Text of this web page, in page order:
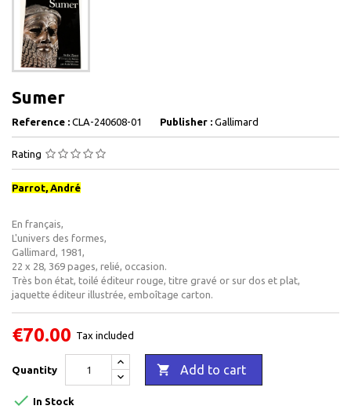
Sumer
Reference : CLA-240608-01 Publisher : Gallimard
Rating
Parrot, André
En français,
L'univers des formes,
Gallimard, 1981,
22 x 28, 369 pages, relié, occasion.
Très bon état, toilé éditeur rouge, titre gravé or sur dos et plat,
jaquette éditeur illustrée, emboîtage carton.
€70.00 Tax included
Quantity  Add to cart
 In Stock